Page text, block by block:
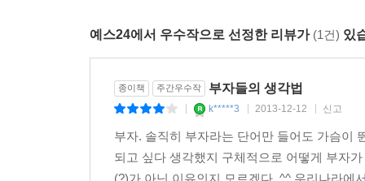
레그 메이슨 캐피털 매니지먼트의 회장 빌 밀러
미국의 대표적 주가 지수인 S&P500보다 높은
게다가 이 기간은 IT 버블 때문에 폭등과 폭락이
믿고 맡길 수 있을까?
예스24에서 우수작으로 선정한 리뷰가 (1건) 있
종이책 주간우수작 부자들의 생각법
k*****3 2013-12-12 신고
부자. 솔직히 부자라는 단어만 들어도 가슴이
되고 싶다 생각했지 구체적으로 어떻게 부자